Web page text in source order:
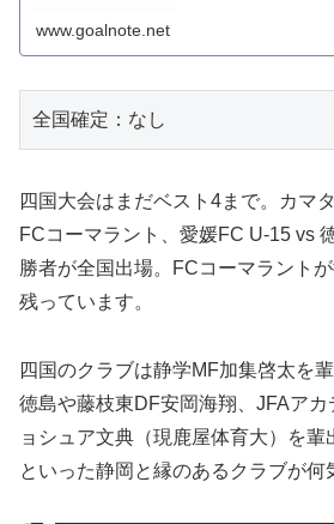
www.goalnote.net
全国確定：なし
四国大会はまだベスト4まで。カマ
FCコーマラント、愛媛FC U-15 vs
勝者が全国出場。FCコーマラント
残っています。
四国のクラブは静学MF加集啓太を
徳島や藤枝東DF安岡海翔、JFAア
ョシュア文典（現鹿屋体育大）を
といった静岡と縁のあるクラブが何